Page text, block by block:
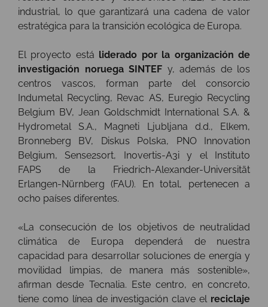
industrial, lo que garantizará una cadena de valor
estratégica para la transición ecológica de Europa.
El proyecto está liderado por la organización de
investigación noruega SINTEF y, además de los
centros vascos, forman parte del consorcio
Indumetal Recycling, Revac AS, Euregio Recycling
Belgium BV, Jean Goldschmidt International S.A. &
Hydrometal S.A., Magneti Ljubljana d.d., Elkem,
Bronneberg BV, Diskus Polska, PNO Innovation
Belgium, Sense2sort, Inovertis-A3i y el Instituto
FAPS de la Friedrich-Alexander-Universität
Erlangen-Nürnberg (FAU). En total, pertenecen a
ocho países diferentes.
«La consecución de los objetivos de neutralidad
climática de Europa dependerá de nuestra
capacidad para desarrollar soluciones de energía y
movilidad limpias, de manera más sostenible»,
afirman desde Tecnalia. Este centro, en concreto,
tiene como línea de investigación clave el reciclaje